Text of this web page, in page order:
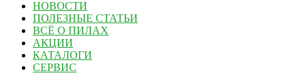
НОВОСТИ
ПОЛЕЗНЫЕ СТАТЬИ
ВСЁ О ПИЛАХ
АКЦИИ
КАТАЛОГИ
СЕРВИС